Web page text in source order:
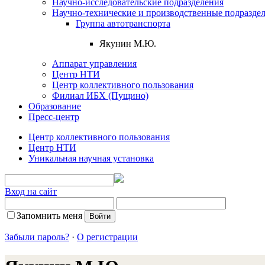
Научно-технические и производственные
Группа автотранспорта
Якунин М.Ю.
Аппарат управления
Центр НТИ
Центр коллективного пользования
Филиал ИБХ (Пущино)
Образование
Пресс-центр
Центр коллективного пользования
Центр НТИ
Уникальная научная установка
Вход на сайт
Запомнить меня
Забыли пароль? · О регистрации